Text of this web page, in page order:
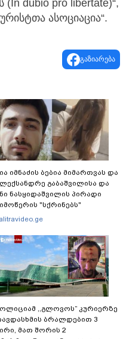
dubio pro libertate)“,
ასოციაცია“.
გაზიარება
იმნაძის ბებია მიმართვას და
გაბაშვილისა და
ნასყიდაშვილის პირადი
"სქრინებს"
ავრცელებს
,,გლოვოს” კურიერზე
ბრალდებით 3
მათ შორის 2